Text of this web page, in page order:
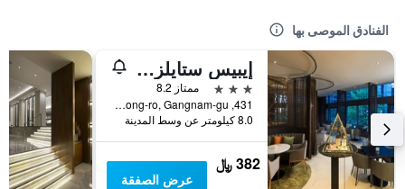
الفنادق الموصى بها
إيبيس ستايلز أمباسادور سيول غانغنام
3 نجوم
ممتاز 8.2
431, Samseong-ro, Gangnam-gu, سيول, كوريا الجنوبية
8.0 كيلومتر عن وسط المدينة
382 ﷼
عرض الصفقة